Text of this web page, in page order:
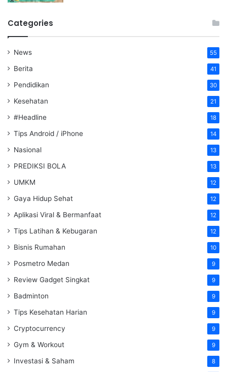
Categories
News 55
Berita 41
Pendidikan 30
Kesehatan 21
#Headline 18
Tips Android / iPhone 14
Nasional 13
PREDIKSI BOLA 13
UMKM 12
Gaya Hidup Sehat 12
Aplikasi Viral & Bermanfaat 12
Tips Latihan & Kebugaran 12
Bisnis Rumahan 10
Posmetro Medan 9
Review Gadget Singkat 9
Badminton 9
Tips Kesehatan Harian 9
Cryptocurrency 9
Gym & Workout 9
Investasi & Saham 8